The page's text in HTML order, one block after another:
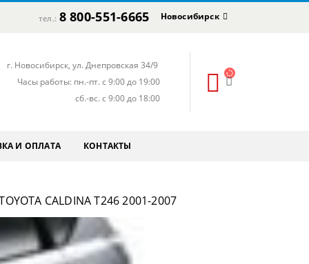
тел.: 8 800-551-6665 Новосибирск
г. Новосибирск, ул. Днепровская 34/9
Часы работы: пн.-пт. с 9:00 до 19:00
сб.-вс. с 9:00 до 18:00
И ОПЛАТА КОНТАКТЫ
CALDINA T246 2001-2007